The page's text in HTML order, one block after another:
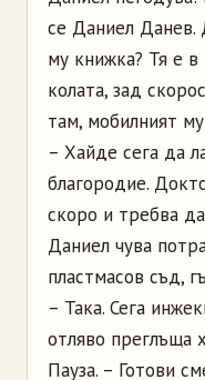
се Даниел Данев.
му книжка? Тя е
колата, зад
там, мобилният
– Хайде сега да
благородие.
скоро и требва
Даниел чува
пластмасов съд,
– Така. Сега
отляво преглъща
Пауза. – Готови